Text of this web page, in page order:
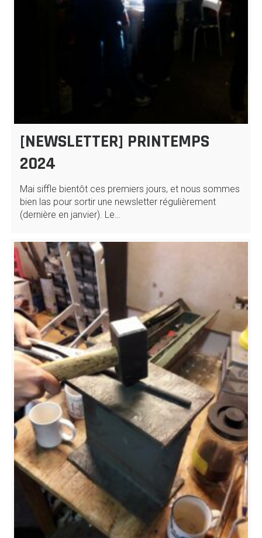
[NEWSLETTER] PRINTEMPS
2024
Mai siffle bientôt ces premiers jours, et nous sommes
bien las pour sortir une newsletter régulièrement
(dernière en janvier). Le…